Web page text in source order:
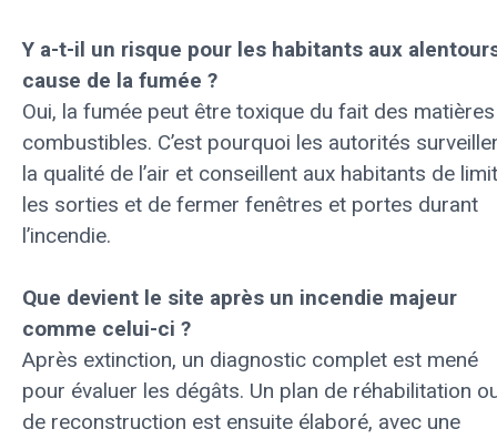
Y a-t-il un risque pour les habitants aux
cause de la fumée ?
Oui, la fumée peut être toxique du fait des matières
combustibles. C’est pourquoi les autorités
la qualité de l’air et conseillent aux habitants de
les sorties et de fermer fenêtres et portes durant
l’incendie.
Que devient le site après un incendie majeur
comme celui-ci ?
Après extinction, un diagnostic complet est mené
pour évaluer les dégâts. Un plan de réhabilitation
de reconstruction est ensuite élaboré, avec une